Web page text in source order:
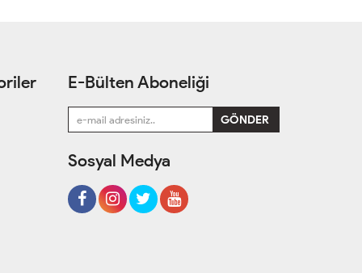
E-Bülten Aboneliği
Sosyal Medya